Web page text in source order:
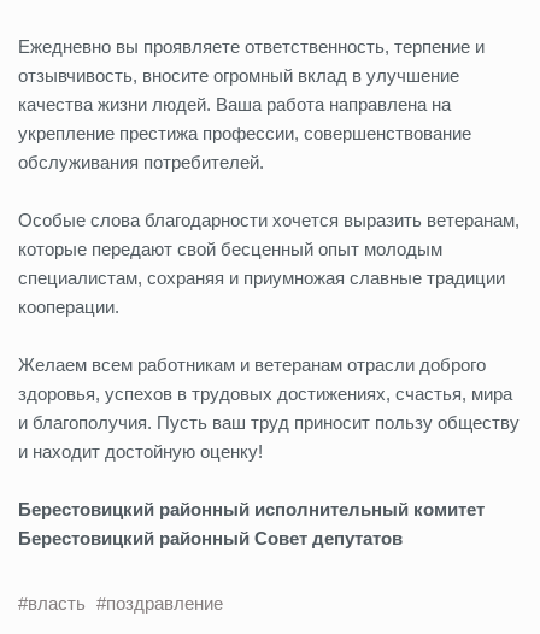
Ежедневно вы проявляете ответственность, терпение и
отзывчивость, вносите огромный вклад в улучшение
качества жизни людей. Ваша работа направлена на
укрепление престижа профессии, совершенствование
обслуживания потребителей.
Особые слова благодарности хочется выразить ветеранам,
которые передают свой бесценный опыт молодым
специалистам, сохраняя и приумножая славные традиции
кооперации.
Желаем всем работникам и ветеранам отрасли доброго
здоровья, успехов в трудовых достижениях, счастья, мира
и благополучия. Пусть ваш труд приносит пользу обществу
и находит достойную оценку!
Берестовицкий районный исполнительный комитет
Берестовицкий районный Совет депутатов
#власть #поздравление